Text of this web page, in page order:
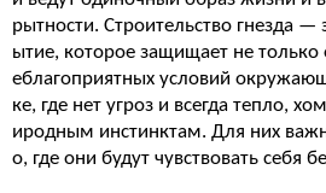
рытности. Строительство гнезда —
ытие, которое защищает не
еблагоприятных условий
ке, где нет угроз и всегда тепло,
иродным инстинктам. Для них
о, где они будут чувствовать себя